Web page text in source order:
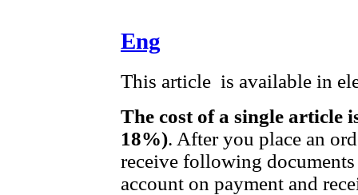
Eng
This article is available in
The cost of a single article
18%). After you place an
receive following
account on payment and